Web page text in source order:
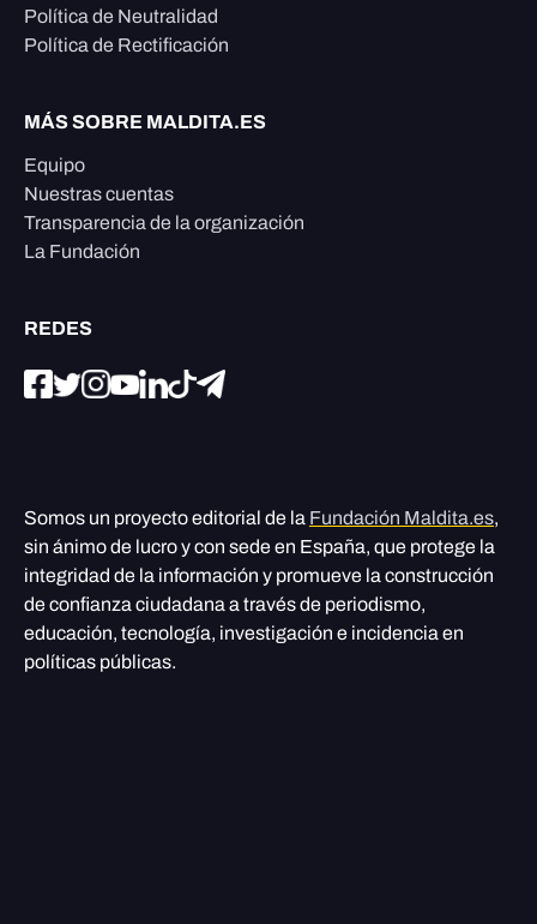
Política de Neutralidad
Política de Rectificación
MÁS SOBRE MALDITA.ES
Equipo
Nuestras cuentas
Transparencia de la organización
La Fundación
REDES
Somos un proyecto editorial de la Fundación Maldita.es,
sin ánimo de lucro y con sede en España, que protege la
integridad de la información y promueve la construcción
de confianza ciudadana a través de periodismo,
educación, tecnología, investigación e incidencia en
políticas públicas.